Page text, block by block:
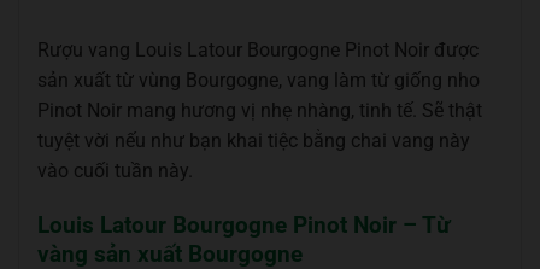
Rượu vang Louis Latour Bourgogne Pinot Noir được
sản xuất từ vùng Bourgogne, vang làm từ giống nho
Pinot Noir mang hương vị nhẹ nhàng, tinh tế. Sẽ thật
tuyệt vời nếu như bạn khai tiệc bằng chai vang này
vào cuối tuần này.
Louis Latour Bourgogne Pinot Noir – Từ
vàng sản xuất Bourgogne